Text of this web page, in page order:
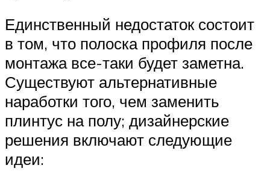
Единственный недостаток состоит
в том, что полоска профиля после
монтажа все-таки будет заметна.
Существуют альтернативные
наработки того, чем заменить
плинтус на полу; дизайнерские
решения включают следующие
идеи: